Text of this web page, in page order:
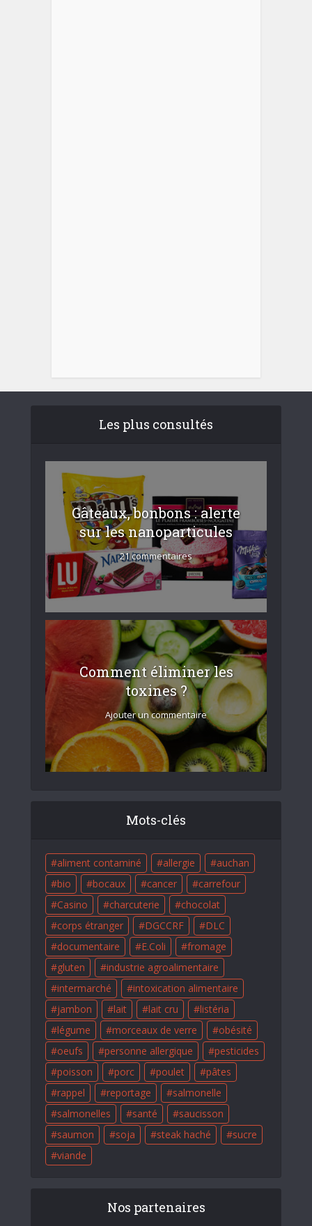
Les plus consultés
Gâteaux, bonbons : alerte
sur les nanoparticules
21 commentaires
Comment éliminer les
toxines ?
Ajouter un commentaire
Mots-clés
aliment contaminé allergie
auchan
bio
bocaux cancer
carrefour
Casino
charcuterie
chocolat
corps étranger
DGCCRF
DLC
documentaire
E.Coli
fromage
gluten
industrie agroalimentaire
intermarché
intoxication alimentaire
jambon
lait lait cru
listéria
légume
morceaux de verre
obésité
oeufs
personne allergique
pesticides
poisson
porc poulet
pâtes
rappel
reportage
salmonelle
salmonelles
santé
saucisson
saumon
soja steak haché
sucre
viande
Nos partenaires